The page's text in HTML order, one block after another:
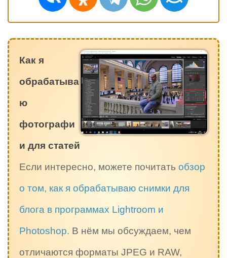
Как я
обрабатыва
ю
фотографи
и для статей
Если интересно, можете почитать обзор
о том, как я обрабатываю снимки для
блога в программах Lightroom и
Photoshop. В нём мы обсуждаем, чем
отличаются форматы JPEG и RAW,